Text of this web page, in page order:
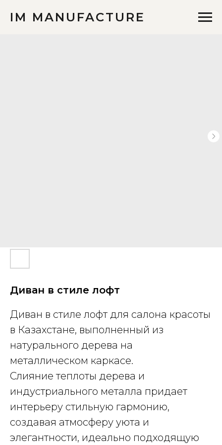
IM MANUFACTURE
Диван в стиле лофт
Диван в стиле лофт для салона красоты
в Казахстане, выполненный из
натурального дерева на
металлическом каркасе.
Слияние теплоты дерева и
индустриального металла придает
интерьеру стильную гармонию,
создавая атмосферу уюта и
элегантности, идеально подходящую